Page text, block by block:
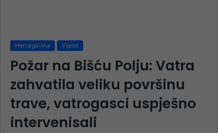
Hercegovina Vijesti
Požar na Bišću Polju: Vatra
zahvatila veliku površinu
trave, vatrogasci uspješno
intervenisali